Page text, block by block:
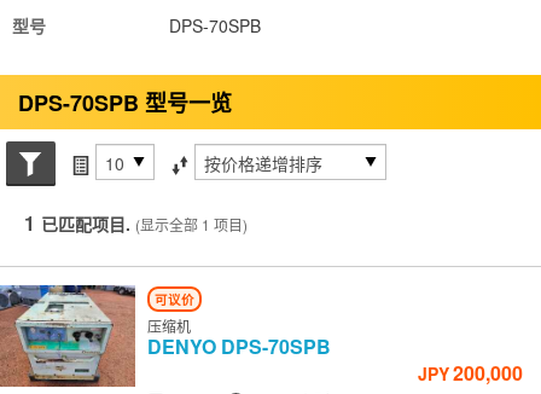
型号
DPS-70SPB
DPS-70SPB 型号一览
搜索状态每页项目 排序方式
1 已匹配项目. (显示全部 1 项目)
可议价
压缩机
DENYO DPS-70SPB
JPY200,000